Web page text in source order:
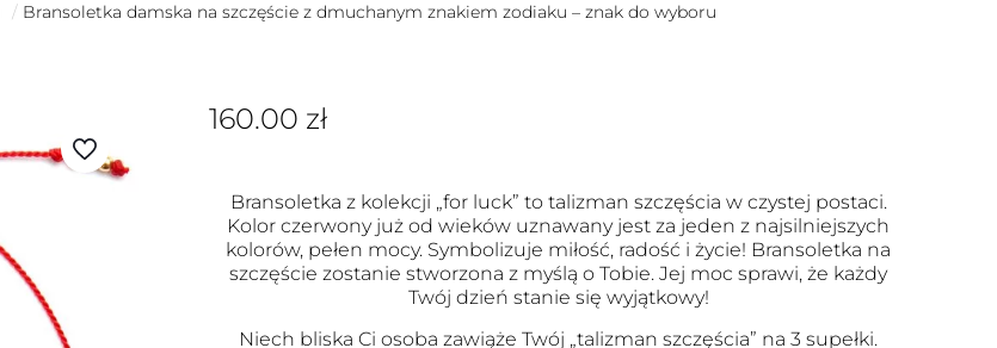
/ Bransoletka damska na szczęście z dmuchanym znakiem zodiaku – znak do wyboru
160.00 zł
Bransoletka z kolekcji „for luck” to talizman szczęścia w czystej postaci.
Kolor czerwony już od wieków uznawany jest za jeden z najsilniejszych
kolorów, pełen mocy. Symbolizuje miłość, radość i życie! Bransoletka na
szczęście zostanie stworzona z myślą o Tobie. Jej moc sprawi, że każdy
Twój dzień stanie się wyjątkowy!
Niech bliska Ci osoba zawiąże Twój „talizman szczęścia” na 3 supełki.